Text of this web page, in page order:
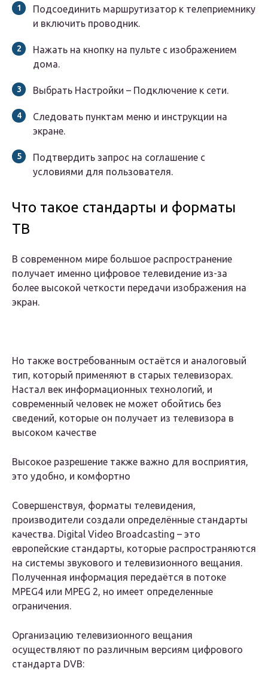
Подсоединить маршрутизатор к телеприемнику
и включить проводник.
Нажать на кнопку на пульте с изображением
дома.
Выбрать Настройки – Подключение к сети.
Следовать пунктам меню и инструкции на
экране.
Подтвердить запрос на соглашение с
условиями для пользователя.
Что такое стандарты и форматы
ТВ
В современном мире большое распространение
получает именно цифровое телевидение из-за
более высокой четкости передачи изображения на
экран.
Но также востребованным остаётся и аналоговый
тип, который применяют в старых телевизорах.
Настал век информационных технологий, и
современный человек не может обойтись без
сведений, которые он получает из телевизора в
высоком качестве
Высокое разрешение также важно для восприятия,
это удобно, и комфортно
Совершенствуя, форматы телевидения,
производители создали определённые стандарты
качества. Digital Video Broadcasting – это
европейские стандарты, которые распространяются
на системы звукового и телевизионного вещания.
Полученная информация передаётся в потоке
MPEG4 или MPEG 2, но имеет определенные
ограничения.
Организацию телевизионного вещания
осуществляют по различным версиям цифрового
стандарта DVB: